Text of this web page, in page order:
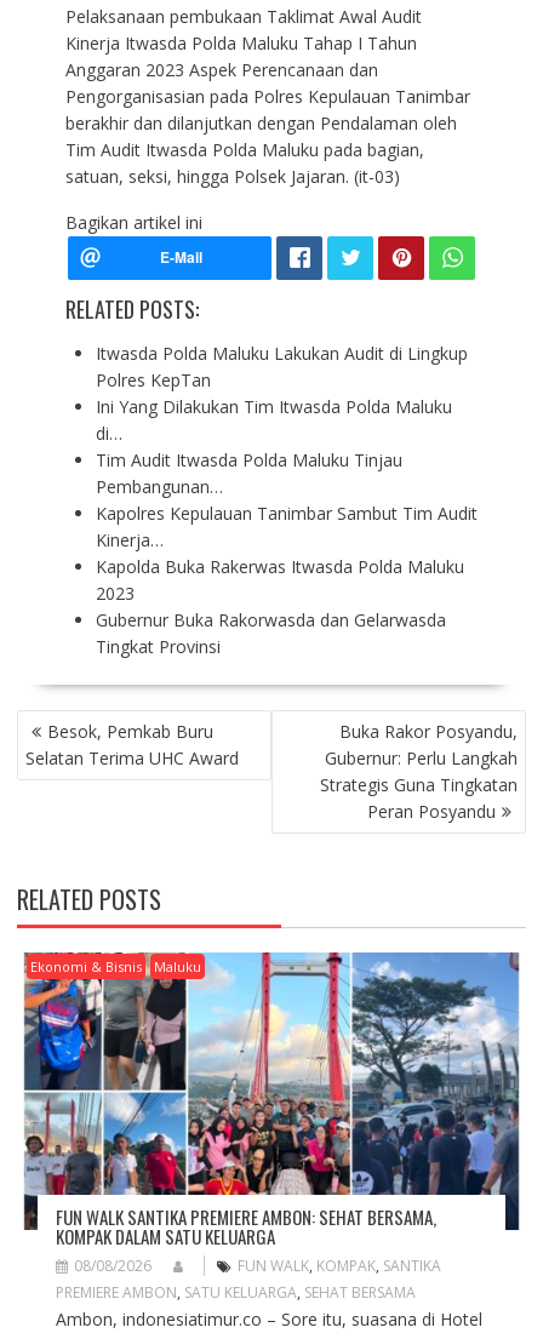
Pelaksanaan pembukaan Taklimat Awal Audit
Kinerja Itwasda Polda Maluku Tahap I Tahun
Anggaran 2023 Aspek Perencanaan dan
Pengorganisasian pada Polres Kepulauan Tanimbar
berakhir dan dilanjutkan dengan Pendalaman oleh
Tim Audit Itwasda Polda Maluku pada bagian,
satuan, seksi, hingga Polsek Jajaran. (it-03)
Bagikan artikel ini
RELATED POSTS:
Itwasda Polda Maluku Lakukan Audit di Lingkup
Polres KepTan
Ini Yang Dilakukan Tim Itwasda Polda Maluku
di…
Tim Audit Itwasda Polda Maluku Tinjau
Pembangunan…
Kapolres Kepulauan Tanimbar Sambut Tim Audit
Kinerja…
Kapolda Buka Rakerwas Itwasda Polda Maluku
2023
Gubernur Buka Rakorwasda dan Gelarwasda
Tingkat Provinsi
P
O
S
V
I
G
A
T
O
Besok, Pemkab Buru
Selatan Terima UHC Award
Buka Rakor Posyandu,
Gubernur: Perlu Langkah
Strategis Guna Tingkatan
Peran Posyandu
RELATED POSTS
Ekonomi & Bisnis Maluku
FUN WALK SANTIKA PREMIERE AMBON: SEHAT BERSAMA,
KOMPAK DALAM SATU KELUARGA
08/08/2026 FUN WALK, KOMPAK, SANTIKA
PREMIERE AMBON, SATU KELUARGA, SEHAT BERSAMA
Ambon, indonesiatimur.co – Sore itu, suasana di Hotel